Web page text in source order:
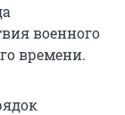
военного
времени.